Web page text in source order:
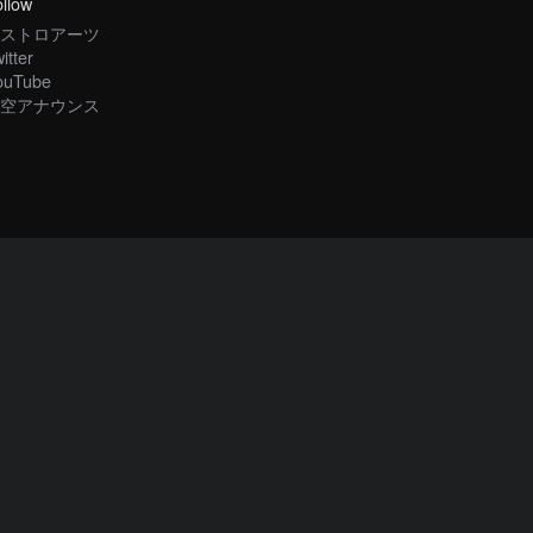
トロアーツ
アナウンス